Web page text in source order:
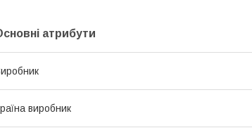
атрибути
виробник